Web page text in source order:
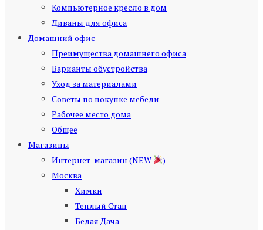
Компьютерное кресло в дом
Диваны для офиса
Домашний офис
Преимущества домашнего офиса
Варианты обустройства
Уход за материалами
Советы по покупке мебели
Рабочее место дома
Общее
Магазины
Интернет-магазин (NEW
)
Москва
Химки
Теплый Стан
Белая Дача